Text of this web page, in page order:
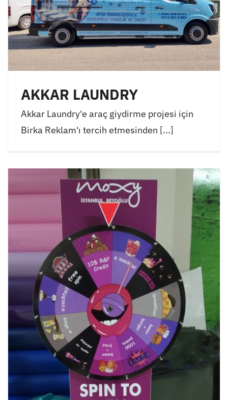
AKKAR LAUNDRY
Akkar Laundry'e araç giydirme projesi için
Birka Reklam'ı tercih etmesinden [...]